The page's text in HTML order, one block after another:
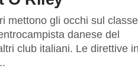
mettono gli occhi sul classe
danese del
club italiani. Le direttive in